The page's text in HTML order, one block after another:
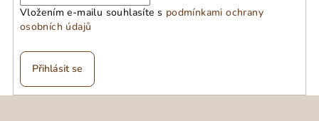
p
v
Vložením e-mailu souhlasíte s podmínkami ochrany
osobních údajů
Přihlásit se